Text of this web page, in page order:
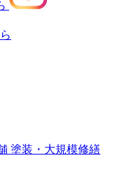
塗装・大規模修繕